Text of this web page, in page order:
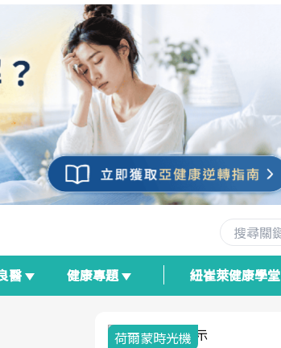
醫 健康專題 紐崔萊健康學堂
荷爾蒙時光機